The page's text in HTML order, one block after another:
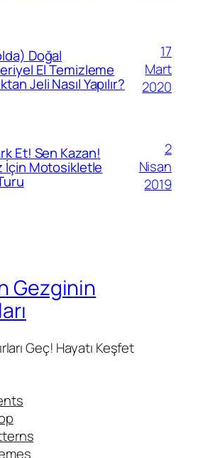
Doğal
El Temizleme
Jeli Nasıl Yapılır?
17
Mart
2020
Et! Sen Kazan!
İçin Motosikletle
2
Nisan
2019
Gezginin
Geç! Hayatı Keşfet